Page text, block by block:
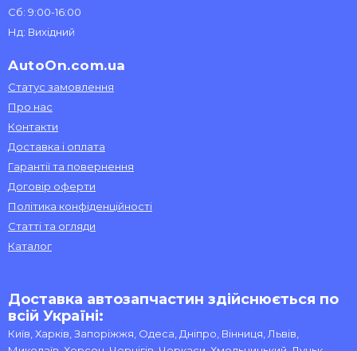
Сб: 9:00-16:00
Нд: Вихідний
AutoOn.com.ua
Статус замовлення
Про нас
Контакти
Доставка і оплата
Гарантії та повернення
Договір оферти
Політика конфіденційності
Статті та огляди
Каталог
Доставка автозапчастин здійснюється по
всій Україні:
Київ, Харків, Запоріжжя, Одеса, Дніпро, Вінниця, Львів,